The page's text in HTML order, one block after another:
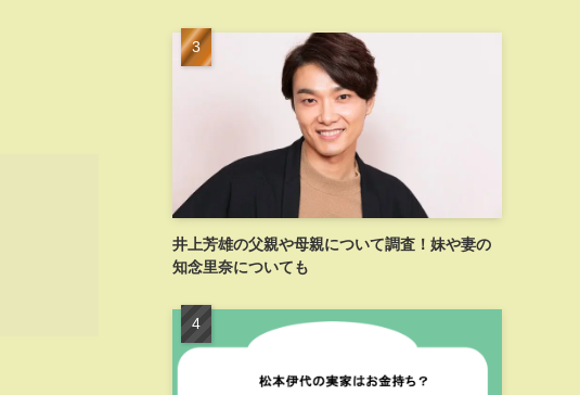
井上芳雄の父親や母親について調査！妹や妻の
知念里奈についても